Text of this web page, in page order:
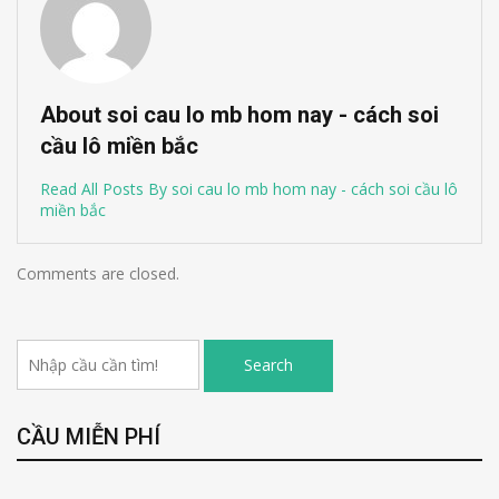
About soi cau lo mb hom nay - cách soi
cầu lô miền bắc
Read All Posts By soi cau lo mb hom nay - cách soi cầu lô
miền bắc
Comments are closed.
Search
CẦU MIỄN PHÍ